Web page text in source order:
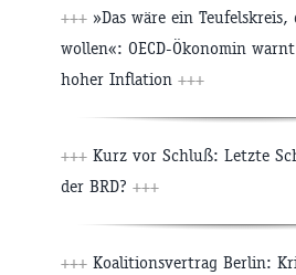
+++ »Das wäre ein
wollen«: OECD-Ökonomin
hoher Inflation +++
+++ Kurz vor Schluß: Letzte
der BRD? +++
+++ Koalitionsvertrag Berlin: